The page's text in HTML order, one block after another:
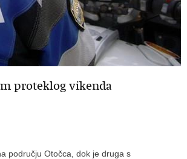
proteklog vikenda
području Otočca, dok je druga s